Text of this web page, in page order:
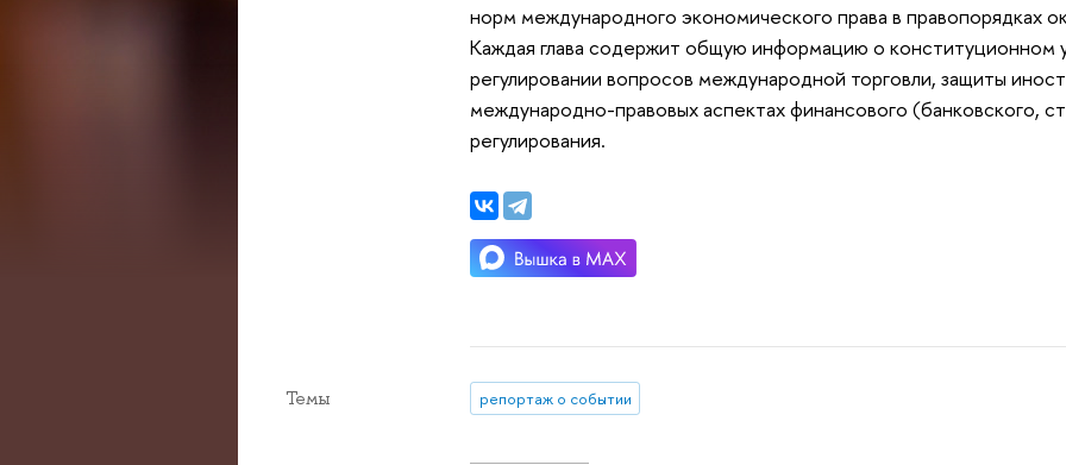
норм международного экономического права в правопорядках
Каждая глава содержит общую информацию о конституционном
регулировании вопросов международной торговли, защиты
международно-правовых аспектах финансового (банковского,
регулирования.
Темы репортаж о событии